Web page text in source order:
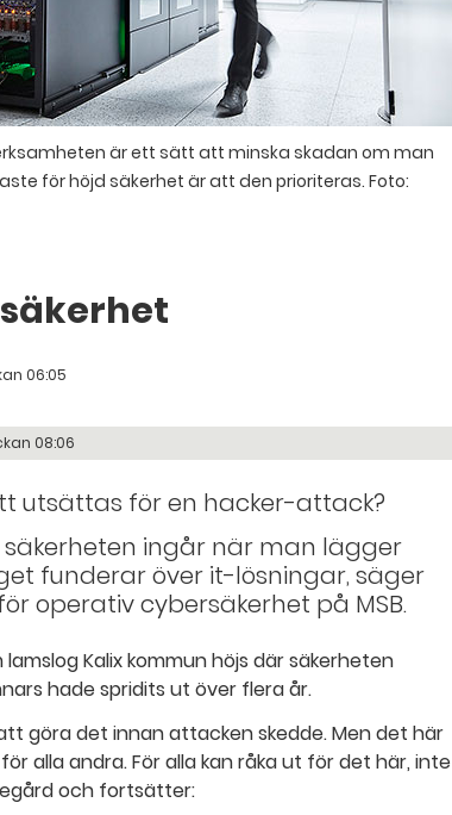
är ett sätt att minska skadan om man
för höjd säkerhet är att den prioriteras. Foto:
06:05
08:06
utsättas för en hacker-attack?
ingår när man lägger
funderar över it-lösningar, säger
operativ cybersäkerhet på MSB.
Kalix kommun höjs där säkerheten
hade spridits ut över flera år.
göra det innan attacken skedde. Men det här
alla andra. För alla kan råka ut för det här, inte
och fortsätter: